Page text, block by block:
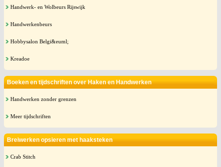
Handwerk- en Wolbeurs Rijswijk
Handwerkenbeurs
Hobbysalon Belgi&euml;
Kreadoe
Boeken en tijdschriften over Haken en Handwerken
Handwerken zonder grenzen
Meer tijdschriften
Breiwerken opsieren met haaksteken
Crab Stitch